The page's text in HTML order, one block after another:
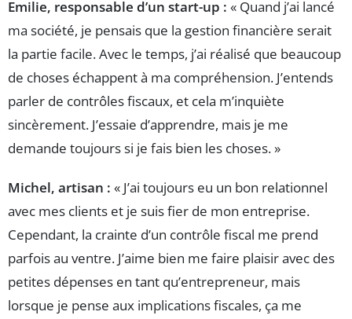
Emilie, responsable d’un start-up : « Quand j’ai lancé
ma société, je pensais que la gestion financière serait
la partie facile. Avec le temps, j’ai réalisé que beaucoup
de choses échappent à ma compréhension. J’entends
parler de contrôles fiscaux, et cela m’inquiète
sincèrement. J’essaie d’apprendre, mais je me
demande toujours si je fais bien les choses. »
Michel, artisan : « J’ai toujours eu un bon relationnel
avec mes clients et je suis fier de mon entreprise.
Cependant, la crainte d’un contrôle fiscal me prend
parfois au ventre. J’aime bien me faire plaisir avec des
petites dépenses en tant qu’entrepreneur, mais
lorsque je pense aux implications fiscales, ça me